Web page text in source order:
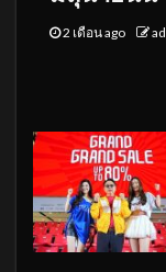
2 เดือน ago